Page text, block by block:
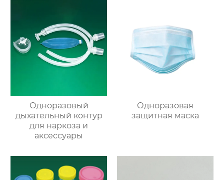
Одноразовый
дыхательный контур
для наркоза и
аксессуары
Одноразовая
защитная маска